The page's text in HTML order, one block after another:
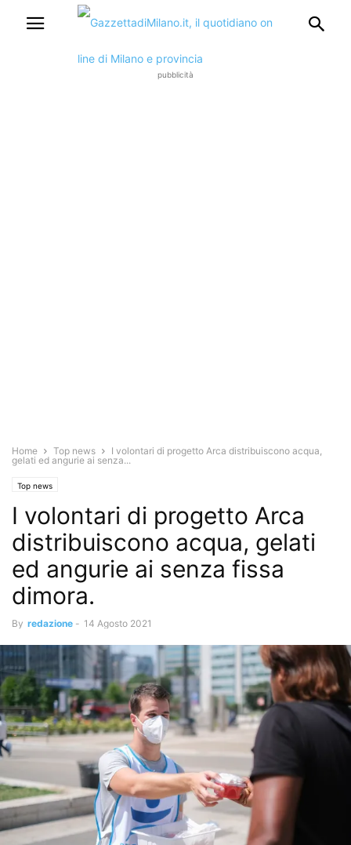
pubblicità
Home Top news
I volontari di progetto Arca distribuiscono acqua,
gelati ed angurie ai senza...
Top news
I volontari di progetto Arca
distribuiscono acqua, gelati
ed angurie ai senza fissa
dimora.
By redazione - 14 Agosto 2021